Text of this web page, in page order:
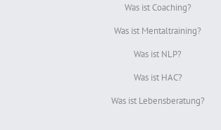
Was ist Coaching?
Was ist Mentaltraining?
Was ist NLP?
Was ist HAC?
Was ist Lebensberatung?